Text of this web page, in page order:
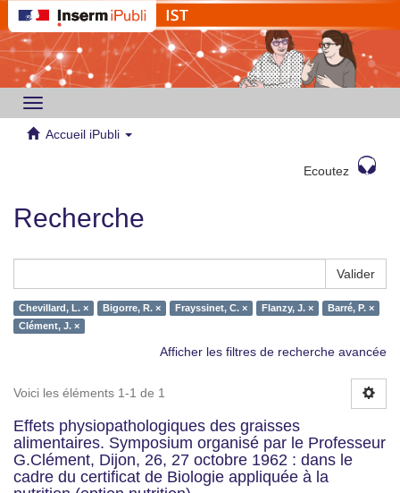
Toggle
navigation
Accueil iPubli
Ecoutez
Recherche
Valider
Chevillard, L. × Bigorre, R. × Frayssinet, C. × Flanzy, J. ×
Barré, P. ×
Clément, J. ×
Afficher les filtres de recherche avancée
Voici les éléments 1-1 de 1
Effets physiopathologiques des graisses
alimentaires. Symposium organisé par le Professeur
G.Clément, Dijon, 26, 27 octobre 1962 : dans le
cadre du certificat de Biologie appliquée à la